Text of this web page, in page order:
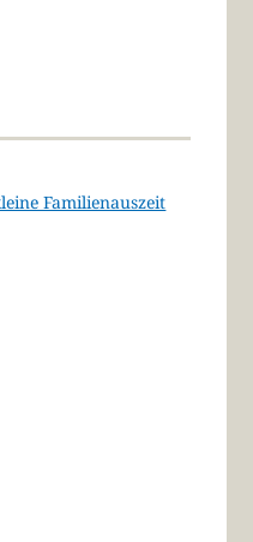
Familienauszeit